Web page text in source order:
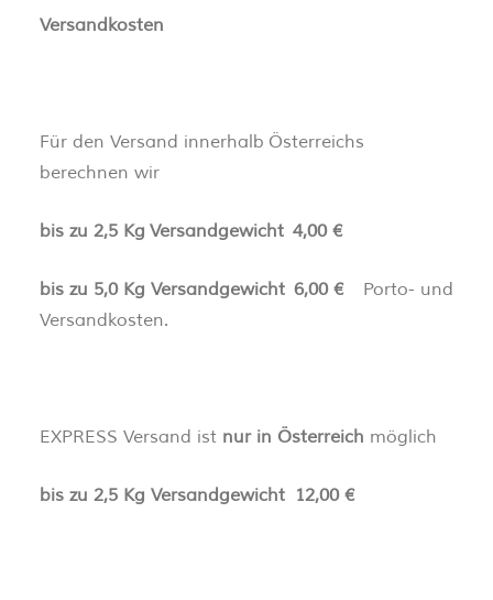
Versandkosten
Für den Versand innerhalb Österreichs
berechnen wir
bis zu 2,5 Kg Versandgewicht 4,00 €
bis zu 5,0 Kg Versandgewicht 6,00 €
Porto- und
Versandkosten.
EXPRESS Versand ist nur in Österreich möglich
bis zu 2,5 Kg Versandgewicht 12,00 €